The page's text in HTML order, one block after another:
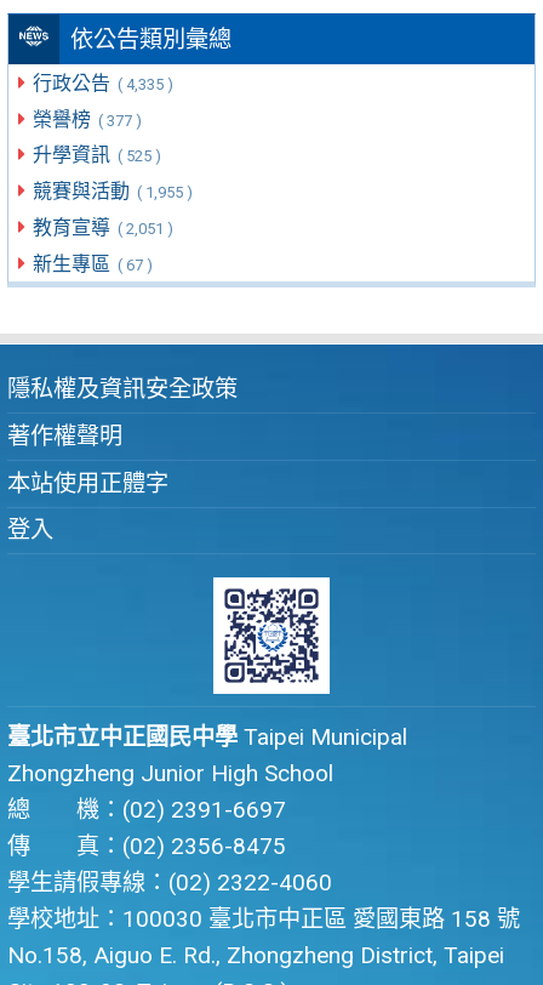
依公告類別彙總
行政公告 ( 4,335 )
榮譽榜 ( 377 )
升學資訊 ( 525 )
競賽與活動 ( 1,955 )
教育宣導 ( 2,051 )
新生專區 ( 67 )
隱私權及資訊安全政策
著作權聲明
本站使用正體字
登入
臺北市立中正國民中學 Taipei Municipal
Zhongzheng Junior High School
總 機：(02) 2391-6697
傳 真：(02) 2356-8475
學生請假專線：(02) 2322-4060
學校地址：100030 臺北市中正區 愛國東路 158 號
No.158, Aiguo E. Rd., Zhongzheng District, Taipei